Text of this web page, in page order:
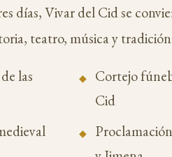
días, Vivar del Cid se
teatro, música y
las
Cortejo
Cid